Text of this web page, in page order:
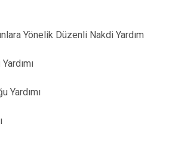
Yönelik Düzenli Nakdi Yardım
Yardımı